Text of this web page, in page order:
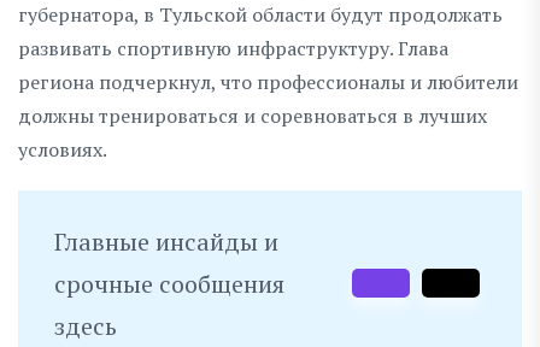
губернатора, в Тульской области будут продолжать
развивать спортивную инфраструктуру. Глава
региона подчеркнул, что профессионалы и любители
должны тренироваться и соревноваться в лучших
условиях.
Главные инсайды и
срочные сообщения
здесь